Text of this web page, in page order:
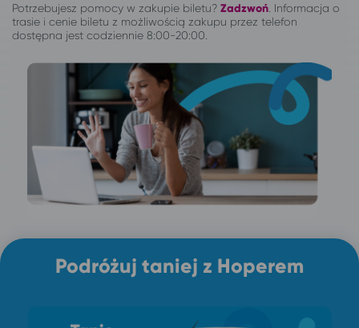
Potrzebujesz pomocy w zakupie biletu? Zadzwoń Informacja o
trasie i cenie biletu z możliwością zakupu przez telefon
dostępna jest codziennie 8:00-20:00.
Podróżuj taniej z Hoperem